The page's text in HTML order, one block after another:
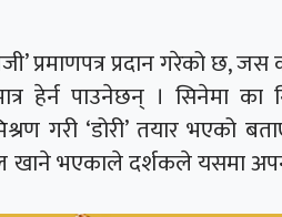
प्रमाणपत्र प्रदान गरेको छ,
हेर्न पाउनेछन् । सिनेमा
गरी ‘डोरी’ तयार भएको
भएकाले दर्शकले यसमा